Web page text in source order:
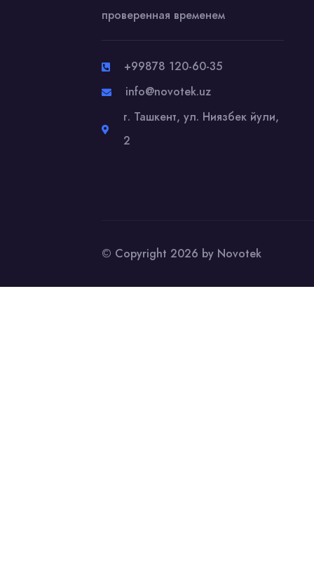
проверенная временем
+99878 120-60-35
info@novotek.uz
г. Ташкент, ул. Ниязбек йули,
2
© Copyright 2026 by Novotek